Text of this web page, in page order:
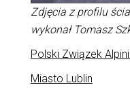
Zdjęcia z profilu
wykonał Tomasz
Polski Związek
Miasto Lublin